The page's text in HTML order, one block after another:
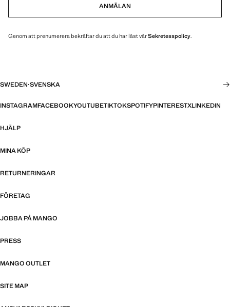
ANMÄLAN
Genom att prenumerera bekräftar du att du har läst vårSekretesspolicy.
SWEDEN·SVENSKA
INSTAGRAMFACEBOOKYOUTUBETIKTOKSPOTIFYPINTERESTXLINKEDIN
HJÄLP
MINA KÖP
RETURNERINGAR
FÖRETAG
JOBBA PÅ MANGO
PRESS
MANGO OUTLET
SITE MAP